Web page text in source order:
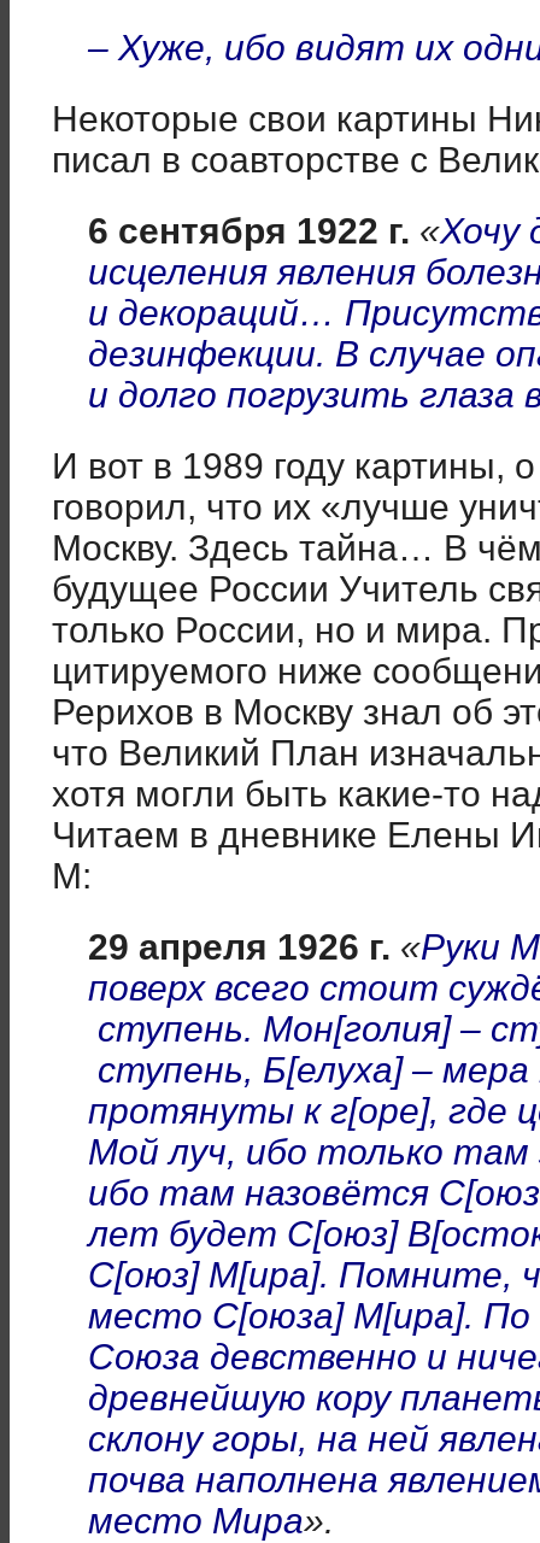
– Хуже, ибо видят их
Некоторые свои картины
писал в соавторстве с
6 сентября 1922 г. «Хочу
исцеления явления
и декораций…
дезинфекции. В случае
и долго погрузить глаза
И вот в 1989 году картины,
говорил, что их «лучше
Москву. Здесь тайна… В
будущее России Учитель
только России, но и мира.
цитируемого ниже
Рерихов в Москву знал об
что Великий План
хотя могли быть какие-то
Читаем в дневнике Елены
М:
29 апреля 1926 г. «Руки
поверх всего стоит
ступень. Мон[голия] –
ступень, Б[елуха] –
протянуты к г[оре],
Мой луч, ибо только
ибо там назовётся
лет будет С[оюз]
С[оюз] М[ира]. Помните,
место С[оюза] М[ира]. По
Союза девственно и
древнейшую кору
склону горы, на ней
почва наполнена
место Мира».